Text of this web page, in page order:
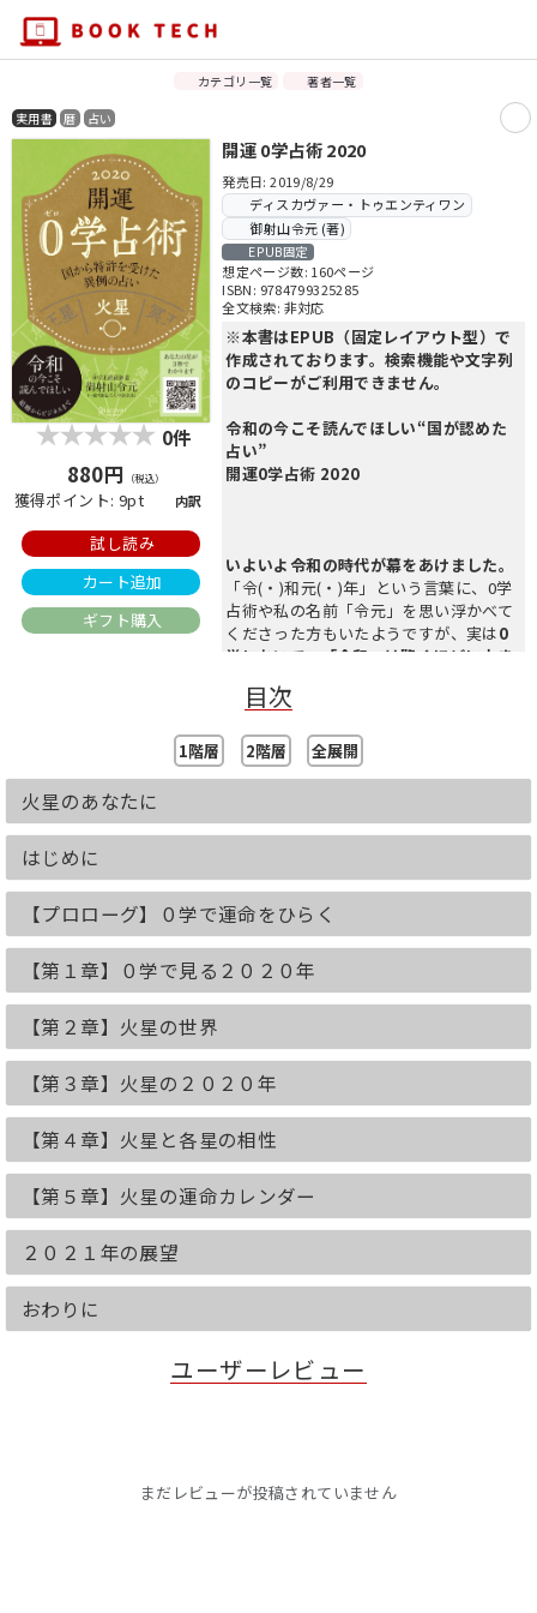
カテゴリ一覧 著者一覧
実用書 暦 占い
0件
880円 （税込）
獲得ポイント: 9pt 内訳
試し読み
カート追加
ギフト購入
開運 0学占術 2020
発売日: 2019/8/29
ディスカヴァー・トゥエンティワン
御射山令元 (著)
EPUB固定
想定ページ数: 160ページ
ISBN: 9784799325285
全文検索: 非対応
※本書はEPUB（固定レイアウト型）で
作成されております。検索機能や文字列
のコピーがご利用できません。
令和の今こそ読んでほしい“国が認めた
占い”
開運0学占術 2020
いよいよ令和の時代が幕をあけました。
「令(・)和元(・)年」という言葉に、0学
占術や私の名前「令元」を思い浮かべて
くださった方もいたようですが、実は0
学において、「令和」は驚くほどに大き
本書をご覧ください。
<国が認めた占い 0学占術>
数表や計算式によって「0星・」(ゼロス
導き出す方法で、
例の占術です。
約80年前に開祖・御射山宇彦が、「四柱
推命」「易」「気学」
「西洋占星術」「万年暦」などのさまざ
まな占術を研究し、膨大な鑑定例をもと
に生み出しました。
は、国内外の政財界から厚い信頼を寄せ
られ、
さまざまな有名占術のもとになっていま
す。
<2020年の運勢を収録>
★大運、社会運、ビジネス運、流行運
★全体運、金運、仕事運、健康運、恋愛
&結婚運、家庭運、人間関係運、
★幸せをもたらす行動、色、アイテム、
12月の月運・日運)
★コラム 1．運気の波を活かした有名
は？
目次
1階層 2階層 全展開
火星のあなたに
はじめに
【プロローグ】０学で運命をひらく
【第１章】０学で見る２０２０年
【第２章】火星の世界
【第３章】火星の２０２０年
【第４章】火星と各星の相性
【第５章】火星の運命カレンダー
２０２１年の展望
おわりに
ユーザーレビュー
まだレビューが投稿されていません